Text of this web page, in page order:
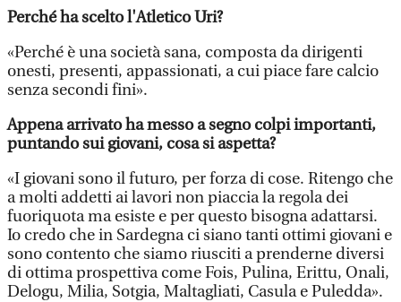
Perché ha scelto l'Atletico Uri?
«Perché è una società sana, composta da dirigenti
onesti, presenti, appassionati, a cui piace fare calcio
senza secondi fini».
Appena arrivato ha messo a segno colpi importanti,
puntando sui giovani, cosa si aspetta?
«I giovani sono il futuro, per forza di cose. Ritengo che
a molti addetti ai lavori non piaccia la regola dei
fuoriquota ma esiste e per questo bisogna adattarsi.
Io credo che in Sardegna ci siano tanti ottimi giovani e
sono contento che siamo riusciti a prenderne diversi
di ottima prospettiva come Fois, Pulina, Erittu, Onali,
Delogu, Milia, Sotgia, Maltagliati, Casula e Puledda».